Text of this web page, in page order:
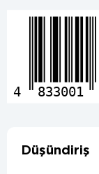
4 833001
Düşündiriş